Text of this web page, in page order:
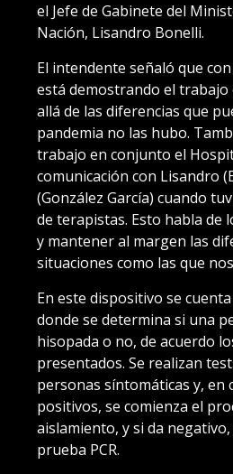
el Jefe de Gabinete del
Nación, Lisandro Bonelli.
El intendente señaló que
está demostrando el trabajo
allá de las diferencias que
pandemia no las hubo.
trabajo en conjunto el
comunicación con Lisandro
(González García) cuando
de terapistas. Esto habla de
y mantener al margen las
situaciones como las que
En este dispositivo se
donde se determina si una
hisopada o no, de acuerdo
presentados. Se realizan
personas síntomáticas y, en
positivos, se comienza el
aislamiento, y si da
prueba PCR.